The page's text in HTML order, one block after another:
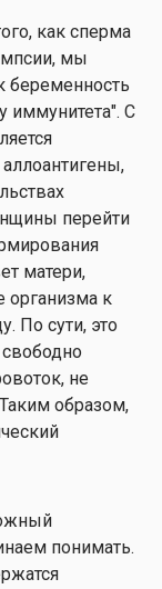
как сперма
мы
беременность
иммунитета". С
перейти
матери,
организма к
По сути, это
не
образом,
понимать.